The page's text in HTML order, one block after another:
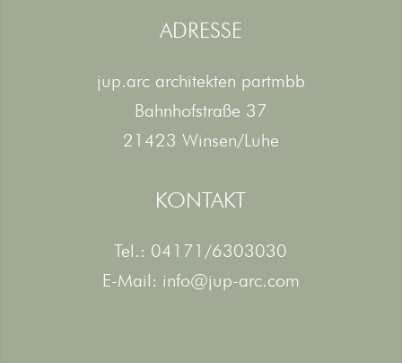
ADRESSE
jup.arc architekten partmbb
Bahnhofstraße 37
21423 Winsen/Luhe
KONTAKT
Tel.: 04171/6303030
E-Mail: info@jup-arc.com